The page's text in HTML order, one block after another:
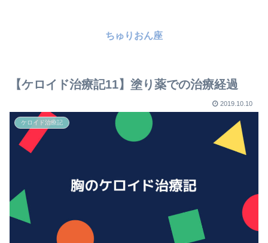
ちゅりおん座
【ケロイド治療記11】塗り薬での治療経過
2019.10.10
ケロイド治療記